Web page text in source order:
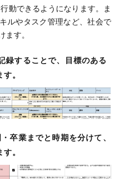
動できるようになります。ま
ルやタスク管理など、社会で
ます。
録することで、目標のある
。
卒業までと時期を分けて、
。